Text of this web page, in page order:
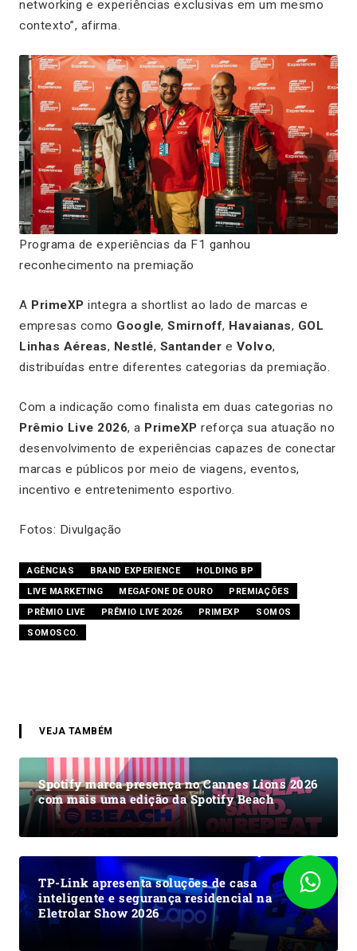
networking e experiências exclusivas em um mesmo
contexto”, afirma.
Programa de experiências da F1 ganhou
reconhecimento na premiação
A PrimeXP integra a shortlist ao lado de marcas e
empresas como Google, Smirnoff, Havaianas, GOL
Linhas Aéreas, Nestlé, Santander e Volvo,
distribuídas entre diferentes categorias da premiação.
Com a indicação como finalista em duas categorias no
Prêmio Live 2026, a PrimeXP reforça sua atuação no
desenvolvimento de experiências capazes de conectar
marcas e públicos por meio de viagens, eventos,
incentivo e entretenimento esportivo.
Fotos: Divulgação
AGÊNCIAS BRAND EXPERIENCE
HOLDING BP
LIVE MARKETING
MEGAFONE DE OURO
PREMIAÇÕES
PRÊMIO LIVE
PRÊMIO LIVE 2026 PRIMEXP
SOMOS
SOMOSCO.
VEJA TAMBÉM
Spotify marca presença no Cannes Lions 2026
com mais uma edição da Spotify Beach
TP-Link apresenta soluções de casa
inteligente e segurança residencial na
Eletrolar Show 2026